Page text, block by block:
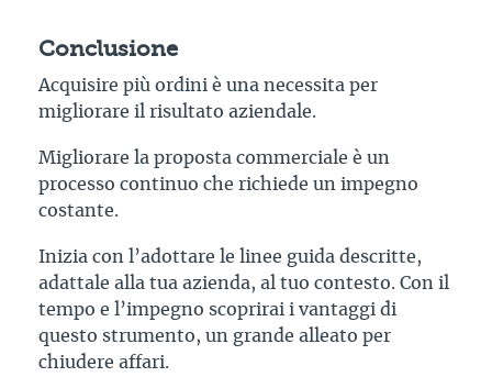
Conclusione
Acquisire più ordini è una necessita per
migliorare il risultato aziendale.
Migliorare la proposta commerciale è un
processo continuo che richiede un impegno
costante.
Inizia con l’adottare le linee guida descritte,
adattale alla tua azienda, al tuo contesto. Con il
tempo e l’impegno scoprirai i vantaggi di
questo strumento, un grande alleato per
chiudere affari.